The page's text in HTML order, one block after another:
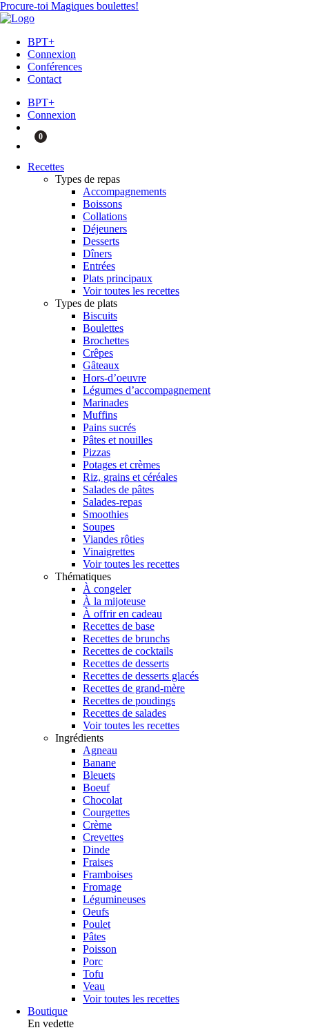
Procure-toi Magiques boulettes!
BPT+
Connexion
Conférences
Contact
BPT+
Connexion
0
Recettes
Types de repas
Accompagnements
Boissons
Collations
Déjeuners
Desserts
Dîners
Entrées
Plats principaux
Voir toutes les recettes
Types de plats
Biscuits
Boulettes
Brochettes
Crêpes
Gâteaux
Hors-d’oeuvre
Légumes d’accompagnement
Marinades
Muffins
Pains sucrés
Pâtes et nouilles
Pizzas
Potages et crèmes
Riz, grains et céréales
Salades de pâtes
Salades-repas
Smoothies
Soupes
Viandes rôties
Vinaigrettes
Voir toutes les recettes
Thématiques
À congeler
À la mijoteuse
À offrir en cadeau
Recettes de base
Recettes de brunchs
Recettes de cocktails
Recettes de desserts
Recettes de desserts glacés
Recettes de grand-mère
Recettes de poudings
Recettes de salades
Voir toutes les recettes
Ingrédients
Agneau
Banane
Bleuets
Boeuf
Chocolat
Courgettes
Crème
Crevettes
Dinde
Fraises
Framboises
Fromage
Légumineuses
Oeufs
Poulet
Pâtes
Poisson
Porc
Tofu
Veau
Voir toutes les recettes
Boutique
En vedette